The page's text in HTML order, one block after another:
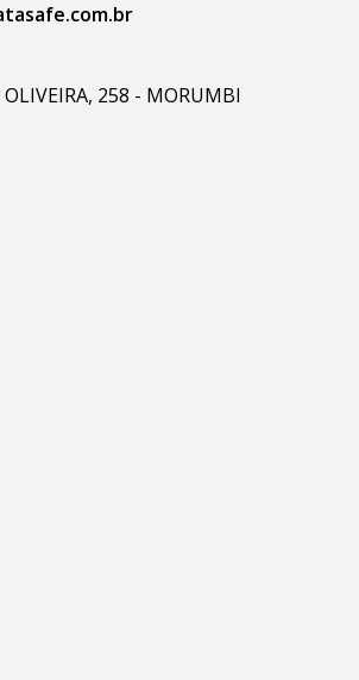
OLIVEIRA, 258 - MORUMBI